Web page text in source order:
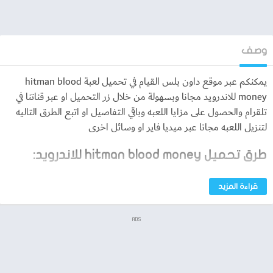
وصف
يمكنكم عبر موقع داون بلس القيام في تحميل لعبة hitman blood
money للاندرويد مجانا وبسهولة من خلال زر التحميل او عبر قناتنا في
تلقرام والحصول على مزايا اللعبه وباقي التفاصيل او اتبع الطرق التاليه
لتنزيل اللعبه مجانا عبر ميديا فاير او وسائل اخرى
طرق تحميل hitman blood money للاندرويد:
1. من متجر Google Play:
ابحث عن “Hitman: Blood Money — Reprisal” في متجر Google Play.
قراءة المزيد
ADS